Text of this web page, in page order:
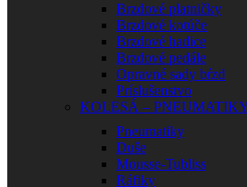
Brzdové platničky
Brzdové kotúče
Brzdové hadice
Brzdové pedále
Opravné sady bŕzd
Príslušenstvo
KOLESÁ –
Pneumatiky
Duše
Mousse-Tubliss
Ráfiky